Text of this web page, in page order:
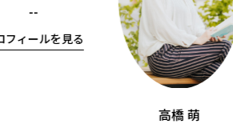
--
フィールを見る
高橋 萌